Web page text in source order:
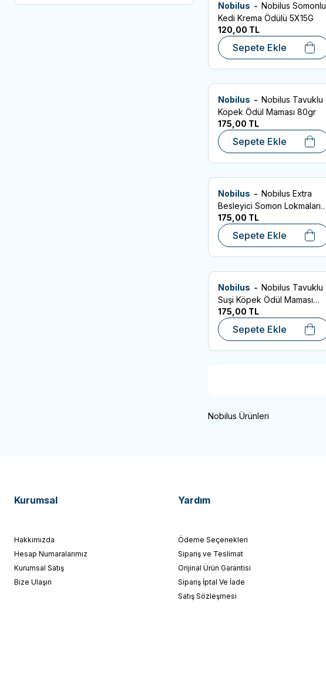
SKT:10.10.2027
Favorilere Ekle
Nobilus - Nobilus Somonlu
Kedi Krema Ödülü 5X15G
120,00 TL
Sepete Ekle
SKT:09.04.2027
Favorilere Ekle
Nobilus - Nobilus Tavuklu
Köpek Ödül Maması 80gr
175,00 TL
Sepete Ekle
SKT:09.04.2027
Favorilere Ekle
Nobilus - Nobilus Extra
Besleyici Somon Lokmaları
Köpek Ödül Maması 80gr
175,00 TL
Sepete Ekle
SKT:09.04.2027
Favorilere Ekle
Nobilus - Nobilus Tavuklu
Suşi Köpek Ödül Maması
80gr
175,00 TL
Sepete Ekle
Nobilus Ürünleri
Kurumsal
Hakkımızda
Hesap Numaralarımız
Kurumsal Satış
Bize Ulaşın
Yardım
Ödeme Seçenekleri
Sipariş ve Teslimat
Orijinal Ürün Garantisi
Sipariş İptal Ve İade
Satış Sözleşmesi